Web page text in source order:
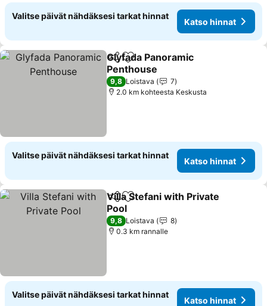
Valitse päivät nähdäksesi tarkat hinnat
Katso hinnat
Jaa Lisää suosikkeihin
Glyfada Panoramic
Penthouse
9,8 Loistava
7
2.0 km kohteesta Keskusta
Valitse päivät nähdäksesi tarkat hinnat
Katso hinnat
Jaa Lisää suosikkeihin
Villa Stefani with Private
Pool
9,8 Loistava
8
0.3 km rannalle
Valitse päivät nähdäksesi tarkat hinnat
Katso hinnat